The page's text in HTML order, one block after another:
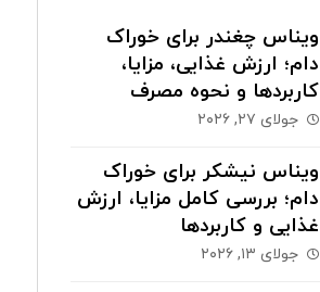
ویناس چغندر برای خوراک
دام؛ ارزش غذایی، مزایا،
کاربردها و نحوه مصرف
جولای ۲۷, ۲۰۲۶
ویناس نیشکر برای خوراک
دام؛ بررسی کامل مزایا، ارزش
غذایی و کاربردها
جولای ۱۳, ۲۰۲۶